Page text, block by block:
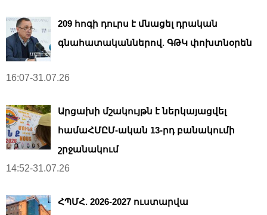
209 հոգի դուրս է մնացել դրական
գնահատականներով. ԳԹԿ փոխտնօրեն
16:07-31.07.26
Արցախի մշակույթն է ներկայացվել
համաՀՄԸՄ-ական 13-րդ բանակումի
շրջանակում
14:52-31.07.26
ՀՊՄՀ. 2026-2027 ուստարվա